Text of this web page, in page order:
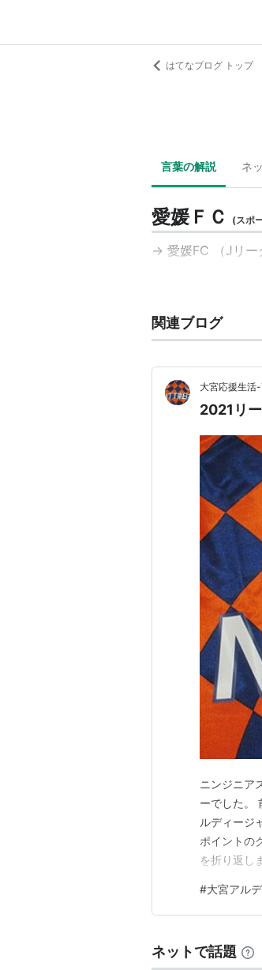
はてなブログ トップ
言葉の解説 ネ
愛媛ＦＣ (スポ
→ 愛媛FC （Jリ
関連ブログ
大宮応援生活
2021リ
ニンジニア
ーでした。
ルディージ
ポイントの
を折り返し
います。63
河田のヘデ
#大宮アル
ネットで話題